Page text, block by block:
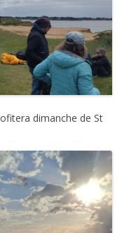
dimanche de St